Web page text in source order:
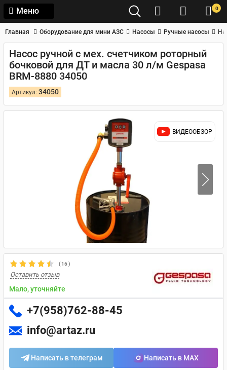
Меню 0
Главная Оборудование для мини АЗС Насосы Ручные насосы
Насос ручной с мех. счетчиком роторный
бочковой для ДТ и масла 30 л/м Gespasa
BRM-8880 34050
Артикул: 34050
ВИДЕООБЗОР
(16)
Оставить отзыв
Мало, уточняйте
+7(958)762-88-45
info@artaz.ru
Написать в телеграм Написать в MAX